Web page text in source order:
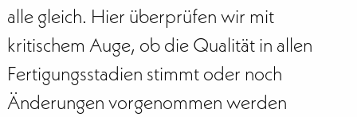
alle gleich. Hier überprüfen wir mit
kritischem Auge, ob die Qualität in allen
Fertigungsstadien stimmt oder noch
Änderungen vorgenommen werden